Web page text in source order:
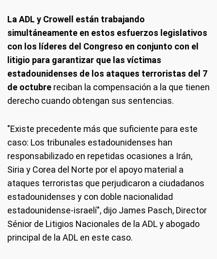
La ADL y Crowell están trabajando
simultáneamente en estos esfuerzos legislativos
con los líderes del Congreso en conjunto con el
litigio para garantizar que las víctimas
estadounidenses de los ataques terroristas del 7
de octubre reciban la compensación a la que tienen
derecho cuando obtengan sus sentencias.
"Existe precedente más que suficiente para este
caso: Los tribunales estadounidenses han
responsabilizado en repetidas ocasiones a Irán,
Siria y Corea del Norte por el apoyo material a
ataques terroristas que perjudicaron a ciudadanos
estadounidenses y con doble nacionalidad
estadounidense-israelí", dijo James Pasch, Director
Sénior de Litigios Nacionales de la ADL y abogado
principal de la ADL en este caso.